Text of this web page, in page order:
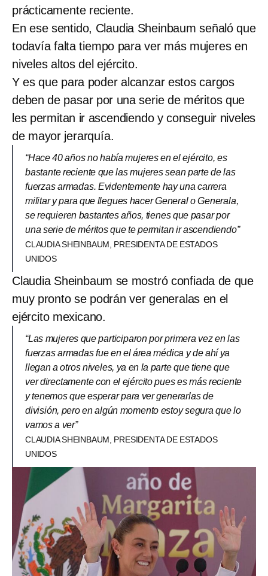
prácticamente reciente.
En ese sentido, Claudia Sheinbaum señaló que
todavía falta tiempo para ver más mujeres en
niveles altos del ejército.
Y es que para poder alcanzar estos cargos
deben de pasar por una serie de méritos que
les permitan ir ascendiendo y conseguir niveles
de mayor jerarquía.
“Hace 40 años no había mujeres en el ejército, es
bastante reciente que las mujeres sean parte de las
fuerzas armadas. Evidentemente hay una carrera
militar y para que llegues hacer General o Generala,
se requieren bastantes años, tienes que pasar por
una serie de méritos que te permitan ir ascendiendo”
CLAUDIA SHEINBAUM, PRESIDENTA DE ESTADOS
UNIDOS
Claudia Sheinbaum se mostró confiada de que
muy pronto se podrán ver generalas en el
ejército mexicano.
“Las mujeres que participaron por primera vez en las
fuerzas armadas fue en el área médica y de ahí ya
llegan a otros niveles, ya en la parte que tiene que
ver directamente con el ejército pues es más reciente
y tenemos que esperar para ver generarlas de
división, pero en algún momento estoy segura que lo
vamos a ver”
CLAUDIA SHEINBAUM, PRESIDENTA DE ESTADOS
UNIDOS